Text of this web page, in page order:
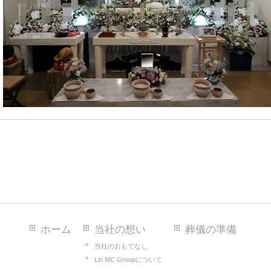
ホーム 当社の想い
当社のおもてなし
Lin MC Groupについて
葬儀の準備